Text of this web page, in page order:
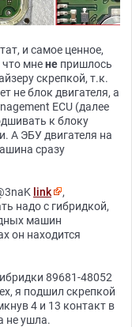
и самое ценное,
что мнене пришлось
скрепкой, т.к.
не блок двигателя, а
ECU (далее
к блоку
А ЭБУ двигателя на
сразу
link
,
надо с гибридкой,
машин
он находится
89681-48052
я подшил скрепкой
4 и 13 контакт в
не ушла.